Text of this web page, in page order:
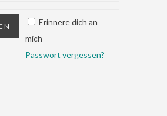
Erinnere dich an
mich
Passwort vergessen?